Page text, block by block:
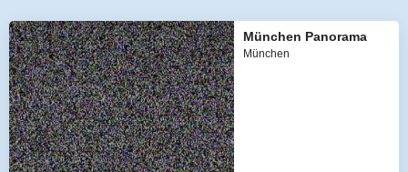
München Panorama
München